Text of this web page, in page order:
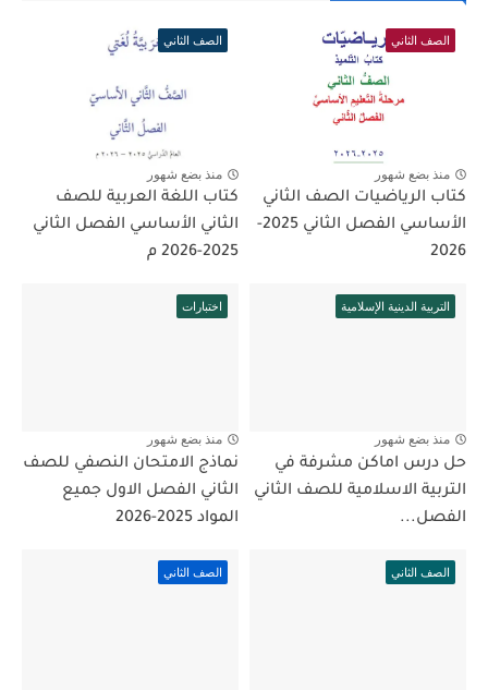
الصف الثاني
منذ بضع شهور
كتاب الرياضيات الصف الثاني
الأساسي الفصل الثاني 2025-
2026
الصف الثاني
منذ بضع شهور
كتاب اللغة العربية للصف
الثاني الأساسي الفصل الثاني
2025-2026 م
التربية الدينية الإسلامية
منذ بضع شهور
حل درس اماكن مشرفة في
التربية الاسلامية للصف الثاني
الفصل...
اختبارات
منذ بضع شهور
نماذج الامتحان النصفي للصف
الثاني الفصل الاول جميع
المواد 2025-2026
الصف الثاني الصف الثاني